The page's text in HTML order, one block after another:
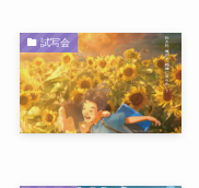
試写会